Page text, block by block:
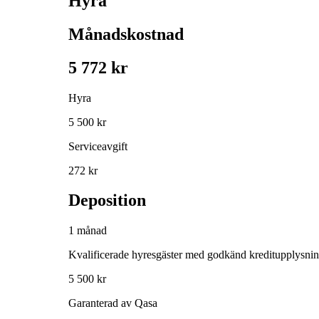
Månadskostnad
5 772 kr
Hyra
5 500 kr
Serviceavgift
272 kr
Deposition
1 månad
Kvalificerade hyresgäster med godkänd
5 500 kr
Garanterad av Qasa